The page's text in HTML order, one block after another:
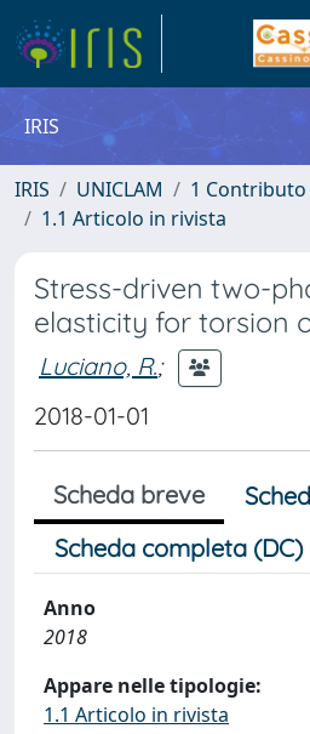
IRIS
IRIS UNICLAM
1 Contributo
1.1 Articolo in rivista
Stress-driven two-
elasticity for torsion
Luciano, R.;
2018-01-01
Scheda breve
Scheda completa (DC)
Anno
2018
Appare nelle tipologie:
1.1 Articolo in rivista